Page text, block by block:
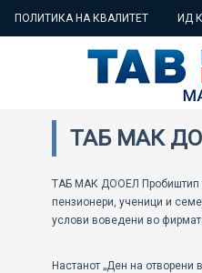
ПОЛИТИКА НА КВАЛИТЕТ ИД
ТАБ МАК
ТАБ МАК ДООЕЛ Пробиштип
пензионери, ученици и
услови воведени во
Настанот „Ден на